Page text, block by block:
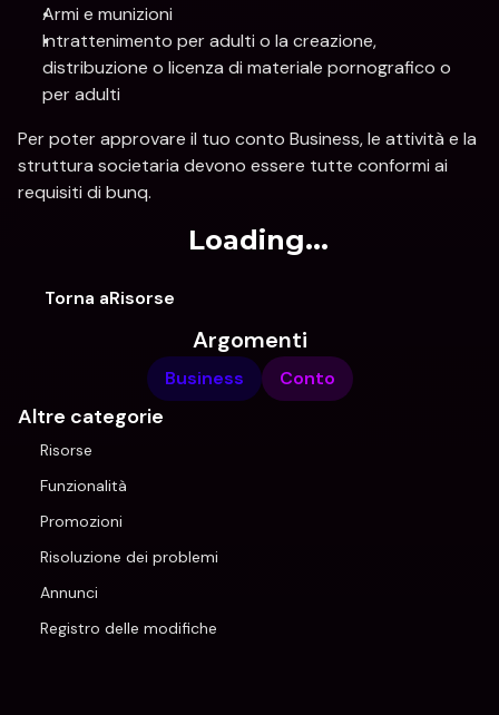
Armi e munizioni
Intrattenimento per adulti o la creazione,
distribuzione o licenza di materiale pornografico o
per adulti
Per poter approvare il tuo conto Business, le attività e la
struttura societaria devono essere tutte conformi ai
requisiti di bunq.
Loading...
Torna aRisorse
Argomenti
Business Conto
Altre categorie
Risorse
Funzionalità
Promozioni
Risoluzione dei problemi
Annunci
Registro delle modifiche